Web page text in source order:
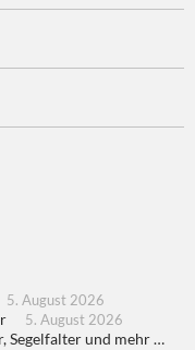
5. August 2026
5. August 2026
Segelfalter und mehr …